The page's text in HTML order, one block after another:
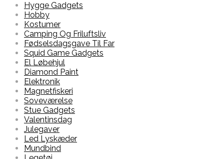
Hygge Gadgets
Hobby
Kostumer
Camping Og Friluftsliv
Fødselsdagsgave Til Far
Squid Game Gadgets
El Løbehjul
Diamond Paint
Elektronik
Magnetfiskeri
Soveværelse
Stue Gadgets
Valentinsdag
Julegaver
Led Lyskæder
Mundbind